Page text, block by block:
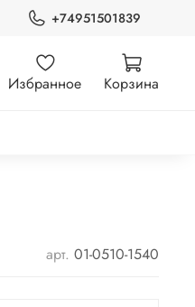
+74951501839
Избранное Корзина
арт. 01-0510-1540